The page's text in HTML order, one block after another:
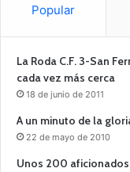
Popular
La Roda C.F. 3-San
cada vez más cerca
18 de junio de 2011
A un minuto de la
22 de mayo de 2010
Unos 200